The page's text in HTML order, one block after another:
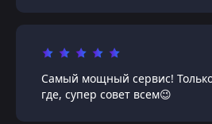
Самый мощный сервис!
где, супер совет всем😉